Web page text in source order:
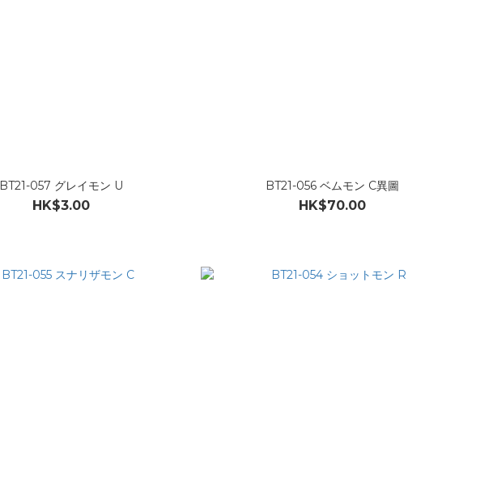
BT21-057 グレイモン U
HK$3.00
BT21-056 ベムモン C異圖
HK$70.00